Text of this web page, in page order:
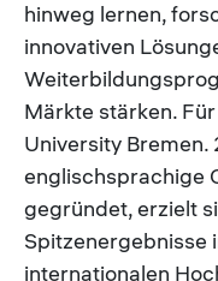
hinweg lernen,
innovativen
Märkte stärken.
University
englischsprachige
gegründet, erzielt
Spitzenergebnisse
internationalen